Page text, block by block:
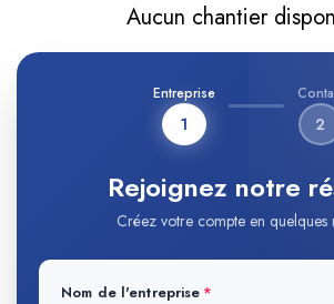
Aucun chantier
Entreprise
1 2
Rejoignez notre
Créez votre compte en quelques
Nom de l'entreprise